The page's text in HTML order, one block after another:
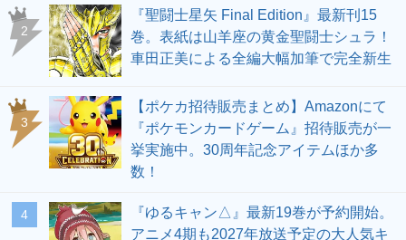
2
『聖闘士星矢 Final Edition』最新刊15
巻。表紙は山羊座の黄金聖闘士シュラ！
車田正美による全編大幅加筆で完全新生
3
【ポケカ招待販売まとめ】Amazonにて
『ポケモンカードゲーム』招待販売が一
挙実施中。30周年記念アイテムほか多
数！
4
『ゆるキャン△』最新19巻が予約開始。
アニメ4期も2027年放送予定の大人気キ